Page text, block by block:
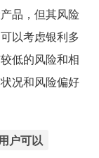
品，但其风险
以考虑银利多
低的风险和相
况和风险偏好
用户可以